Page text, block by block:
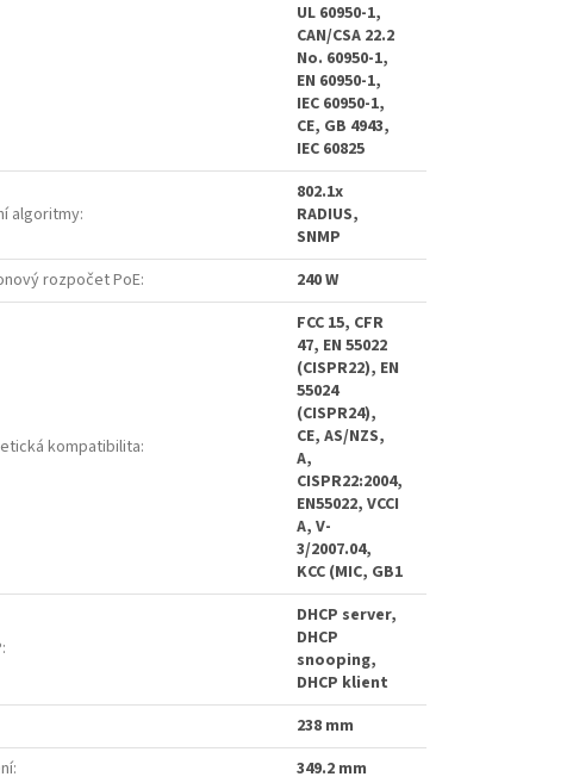
UL 60950-1,
CAN/CSA 22.2
No. 60950-1,
EN 60950-1,
IEC 60950-1,
CE, GB 4943,
IEC 60825
algoritmy:
802.1x
RADIUS,
SNMP
rozpočet PoE: 240 W
kompatibilita:
FCC 15, CFR
47, EN 55022
(CISPR22), EN
55024
(CISPR24),
CE, AS/NZS,
A,
CISPR22:2004,
EN55022, VCCI
A, V-
3/2007.04,
KCC (MIC, GB1
:
DHCP server,
DHCP
snooping,
DHCP klient
238 mm
:
349.2 mm